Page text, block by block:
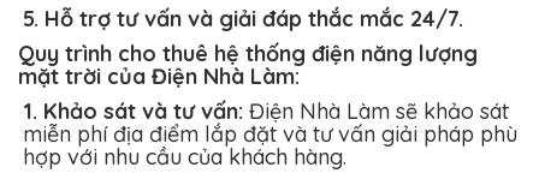
5. Hỗ trợ tư vấn và giải đáp thắc mắc 24/7.
Quy trình cho thuê hệ thống điện năng lượng
mặt trời của Điện Nhà Làm:
1. Khảo sát và tư vấn: Điện Nhà Làm sẽ khảo sát
miễn phí địa điểm lắp đặt và tư vấn giải pháp phù
hợp với nhu cầu của khách hàng.